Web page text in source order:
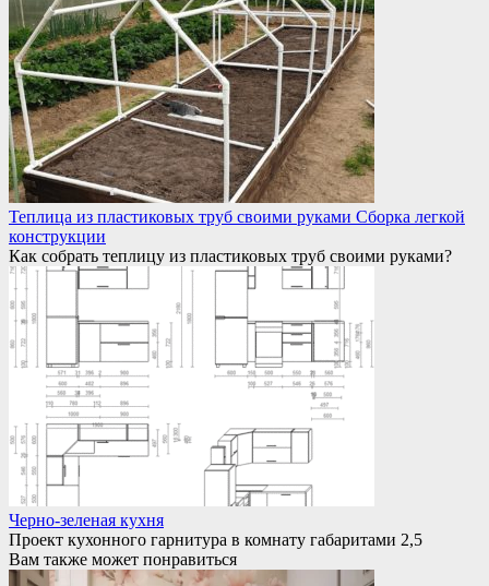
Теплица из пластиковых труб своими руками Сборка легкой
конструкции
Как собрать теплицу из пластиковых труб своими руками?
Черно-зеленая кухня
Проект кухонного гарнитура в комнату габаритами 2,5
Вам также может понравиться